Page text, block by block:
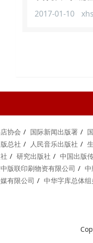
2017-01-10
协会 国际新闻出版署
总社 人民音乐出版社
研究出版社 中国出版
版联印刷物资有限公司
有限公司
中华字库总体